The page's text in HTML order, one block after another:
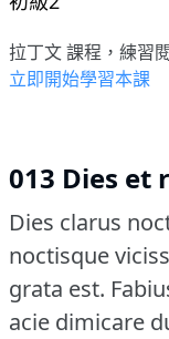
拉丁文 課程，練習
立即開始學習本課
013 Dies et
Dies clarus
noctisque
grata est.
acie dimicare